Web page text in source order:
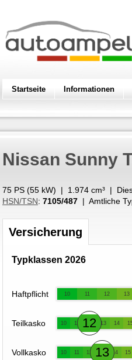
Startseite Informationen
Nissan Sunny
75 PS (55 kW) | 1.974 cm³ |
HSN/TSN: 7105/487 | Amtliche
Versicherung
Typklassen 2026
Haftpflicht 10 11 12 13
Teilkasko 10 11 12 13 14
Vollkasko 10 11 12 13 14 15